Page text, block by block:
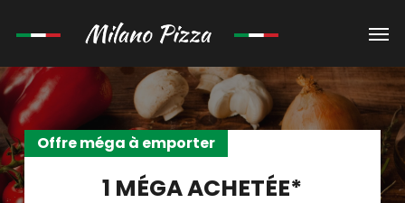
main
content
Offre méga à emporter
1 MÉGA ACHETÉE*